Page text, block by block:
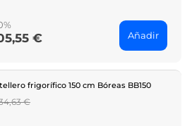
€ Añadir
frigorífico 150 cm Bóreas BB150
€